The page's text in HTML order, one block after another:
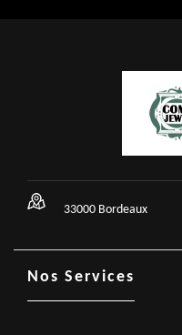
33000 Bordeaux
Nos Services